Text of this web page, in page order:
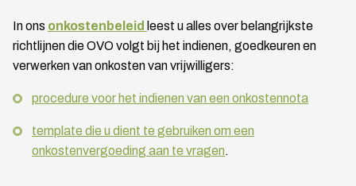
In ons onkostenbeleid leest u alles over belangrijkste
richtlijnen die OVO volgt bij het indienen, goedkeuren en
verwerken van onkosten van vrijwilligers:
procedure voor het indienen van een onkostennota
template die u dient te gebruiken om een
onkostenvergoeding aan te vragen.